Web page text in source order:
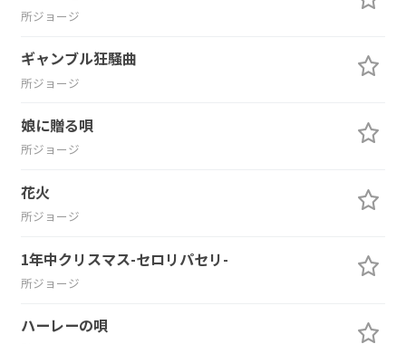
所ジョージ
ギャンブル狂騒曲
所ジョージ
娘に贈る唄
所ジョージ
花火
所ジョージ
1年中クリスマス-セロリパセリ-
所ジョージ
ハーレーの唄